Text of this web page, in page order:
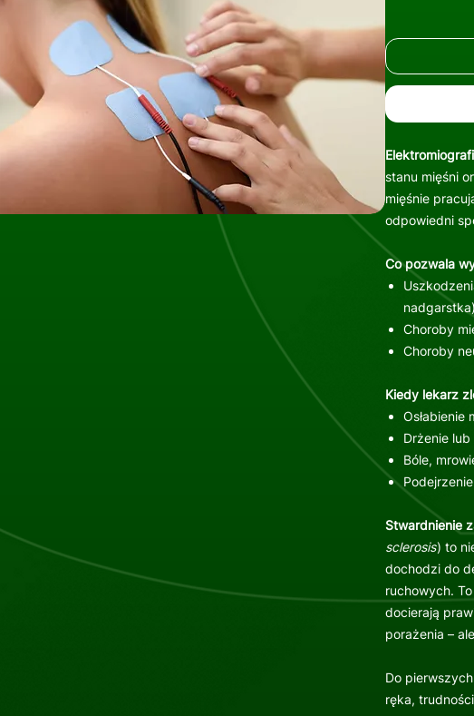
stanu mięśni
mięśnie
odpowiedni
Co pozwala
nadgarstka)
Choroby
Choroby
Kiedy lekarz
Osłabienie
Drżenie
Bóle,
Stwardnienie
sclerosis) to
dochodzi do
ruchowych.
docierają
porażenia –
Do
ręka,